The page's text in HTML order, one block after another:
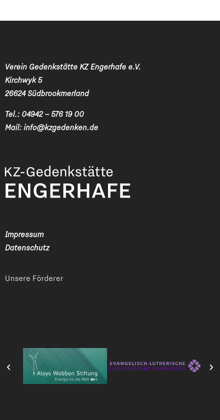
Verein Gedenkstätte KZ Engerhafe e.V.
Kirchwyk 5
26624 Südbrookmerland
Tel.: 04942 – 576 19 00
Mail: info@kzgedenken.de
Impressum
Datenschutz
Unsere Förderer